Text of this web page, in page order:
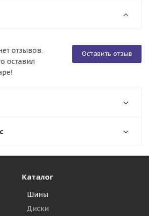
Оставить отзыв
отзывов.
оставил
Каталог
Шины
Диски